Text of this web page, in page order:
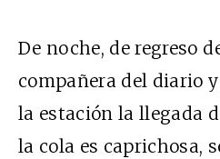
De noche, de regreso
compañera del diario
la estación la llegada
la cola es caprichosa,